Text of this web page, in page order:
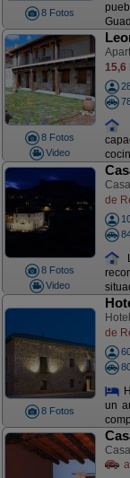
8 Fotos
8 Fotos
Video
15,6
8 Fotos
Video
de
8 Fotos
de
un
a